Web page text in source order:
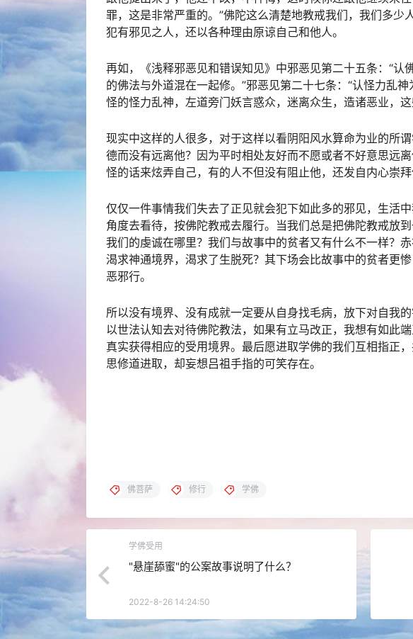
罪，这是非常严重的。”佛陀这么清楚地教戒我们，我们多少
犯有邪见之人，还以各种理由原谅自己和他人。
再如，《浅释邪恶见和错误知见》中邪恶见第二十五条：“认
的佛法与外道混在一起修。”邪恶见第二十七条：“认怪力乱
怪的怪力乱神，左道旁门妖言惑众，迷离众生，造诸恶业，
现实中这样的人很多，对于这样以看阴阳风水算命为业的所
德而没有远离他？因为平时相处友好而不愿或者不好意思远
怪的话来炫弄自己，有的人不但没有阻止他，还发自内心崇
仅仅一件事情我们失去了正见就会犯下如此多的邪见，生活
角度去看待，按佛陀教戒去履行。当我们总是把佛陀教戒放
我们的虔诚在哪里？我们与故事中的贫者又有什么不一样？
渴求神通境界，渴求了生脱死？其下场会比故事中的贫者更
恶邪行。
所以没有境界、没有成就一定要从自身找毛病，放下对自我
以世法认知去对待佛陀教法，如果有立马改正，我想有如此
真实获得相应的受用境界。最后愿进取学佛的我们互相指正
思修道进取，却妄想吕祖手指的可笑存在。
佛菩萨 修行 学佛
学佛受用
"悬崖舔蜜"的公案故事说明了什么？
2022-8-26 14:24:50